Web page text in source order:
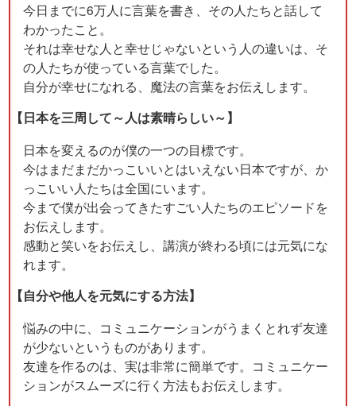
今日までに6万人に言葉を書き、その人たちと話して
わかったこと。
それは幸せな人と幸せじゃないという人の違いは、そ
の人たちが使っている言葉でした。
自分が幸せになれる、魔法の言葉をお伝えします。
【日本を三周して～人は素晴らしい～】
日本を変えるのが僕の一つの目標です。
今はまだまだかっこいいとはいえない日本ですが、か
っこいい人たちは全国にいます。
今まで僕が出会ってきたすごい人たちのエピソードを
お伝えします。
感動と笑いをお伝えし、講演が終わる頃には元気にな
れます。
【自分や他人を元気にする方法】
悩みの中に、コミュニケーションがうまくとれず友達
が少ないというものがあります。
友達を作るのは、実は非常に簡単です。コミュニケー
ションがスムーズに行く方法もお伝えします。